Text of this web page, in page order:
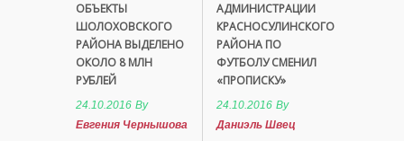
ОБЪЕКТЫ
ШОЛОХОВСКОГО
РАЙОНА ВЫДЕЛЕНО
ОКОЛО 8 МЛН
РУБЛЕЙ
24.10.2016 By
Евгения Чернышова
АДМИНИСТРАЦИИ
КРАСНОСУЛИНСКОГО
РАЙОНА ПО
ФУТБОЛУ СМЕНИЛ
«ПРОПИСКУ»
24.10.2016 By
Даниэль Швец